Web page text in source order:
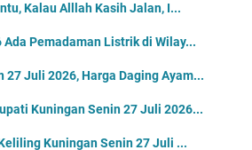
Kalau Alllah Kasih Jalan, I...
Pemadaman Listrik di Wilay...
27 Juli 2026, Harga Daging Ayam...
Kuningan Senin 27 Juli 2026...
Kuningan Senin 27 Juli ...